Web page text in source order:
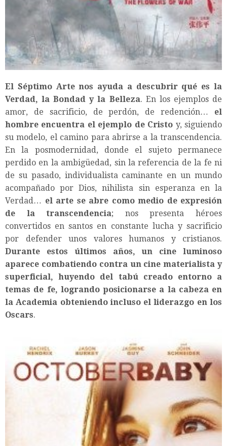
El Séptimo Arte nos ayuda a descubrir qué es la
Verdad, la Bondad y la Belleza. En los ejemplos de
amor, de sacrificio, de perdón, de redención… el
hombre encuentra el ejemplo de Cristo y, siguiendo
su modelo, el camino para abrirse a la transcendencia.
En la posmodernidad, donde el sujeto permanece
perdido en la ambigüedad, sin la referencia de la fe ni
de su pasado, individualista caminante en un mundo
acompañado por Dios, nihilista sin esperanza en la
Verdad… el arte se abre como medio de expresión
de la transcendencia; nos presenta héroes
convertidos en santos en constante lucha y sacrificio
por defender unos valores humanos y cristianos.
Durante estos últimos años, un cine luminoso
aparece combatiendo contra un cine materialista y
superficial, huyendo del tabú creado entorno a
temas de fe, logrando posicionarse a la cabeza en
la Academia obteniendo incluso el liderazgo en los
Oscars.